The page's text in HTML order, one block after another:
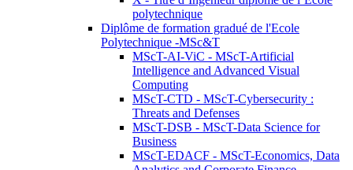
polytechnique
Diplôme de formation gradué de l'Ecole
Polytechnique -MSc&T
MScT-AI-ViC - MScT-Artificial
Intelligence and Advanced Visual
Computing
MScT-CTD - MScT-Cybersecurity :
Threats and Defenses
MScT-DSB - MScT-Data Science for
Business
MScT-EDACF - MScT-Economics, Data